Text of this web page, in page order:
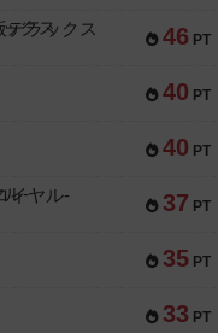
46 PT
ラックス
40 PT
40 PT
37 PT
イヤル-
35 PT
33 PT